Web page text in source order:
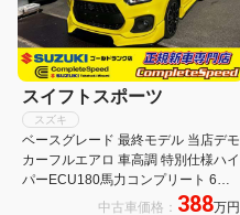
スイフトスポーツ
スズキ
ベースグレード 最終モデル 当店デモ
カーフルエアロ 車高調 特別仕様ハイ
パーECU180馬力コンプリート 6速
マニュアルミッション アダクティブ
中古車価格： 388万円